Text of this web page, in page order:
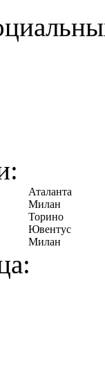
Аталанта
Милан
Торино
Ювентус
Милан